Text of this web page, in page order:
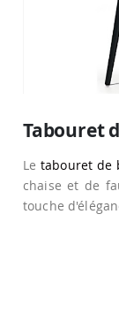
début
la
Galerie
Tabouret
Le tabouret de
chaise et de
touche